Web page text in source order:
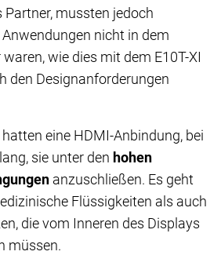
mussten jedoch
nicht in dem
wie dies mit dem E10T-XI
den Designanforderungen
eine HDMI-Anbindung, bei
sie unter den hohen
anzuschließen. Es geht
Flüssigkeiten als auch
die vom Inneren des Displays
müssen.